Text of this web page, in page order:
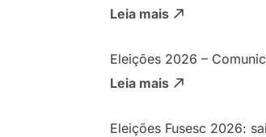
Leia mais
Eleições 2026 –
Leia mais
Eleições Fusesc 2026: